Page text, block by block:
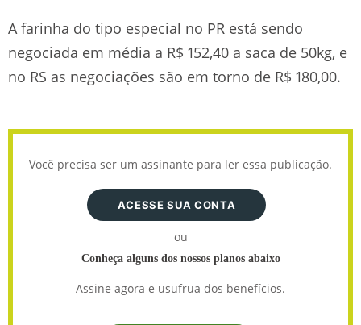
A farinha do tipo especial no PR está sendo
negociada em média a R$ 152,40 a saca de 50kg, e
no RS as negociações são em torno de R$ 180,00.
Você precisa ser um assinante para ler essa publicação.
ACESSE SUA CONTA
ou
Conheça alguns dos nossos planos abaixo
Assine agora e usufrua dos benefícios.